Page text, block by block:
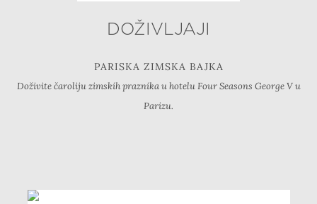
DOŽIVLJAJI
PARISKA ZIMSKA BAJKA
Doživite čaroliju zimskih praznika u hotelu Four Seasons George V u
Parizu.